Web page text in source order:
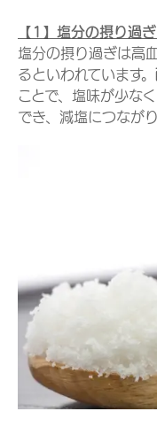
【1】塩分の摂り過
塩分の摂り過ぎは高
るといわれています。
ことで、塩味が少な
でき、減塩につながり